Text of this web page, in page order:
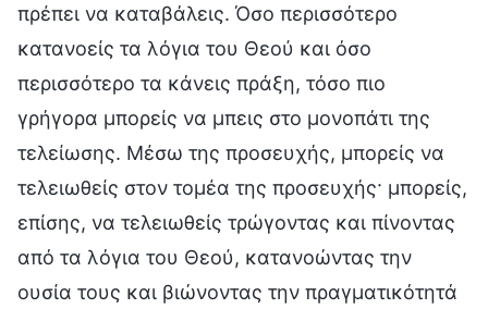
πρέπει να καταβάλεις. Όσο περισσότερο
κατανοείς τα λόγια του Θεού και όσο
περισσότερο τα κάνεις πράξη, τόσο πιο
γρήγορα μπορείς να μπεις στο μονοπάτι της
τελείωσης. Μέσω της προσευχής, μπορείς να
τελειωθείς στον τομέα της προσευχής· μπορείς,
επίσης, να τελειωθείς τρώγοντας και πίνοντας
από τα λόγια του Θεού, κατανοώντας την
ουσία τους και βιώνοντας την πραγματικότητά